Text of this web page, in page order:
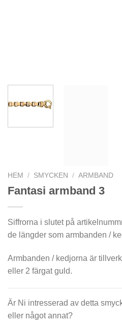
HEM / SMYCKEN / ARMBAND
Fantasi armband 3
Siffrorna i slutet på
de längder som armbanden /
Armbanden / kedjorna är
eller 2 färgat guld.
Är Ni intresserad av detta
eller något annat?